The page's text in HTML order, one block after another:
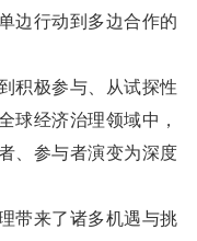
边行动到多边合作的
积极参与、从试探性
球经济治理领域中，
、参与者演变为深度
带来了诸多机遇与挑